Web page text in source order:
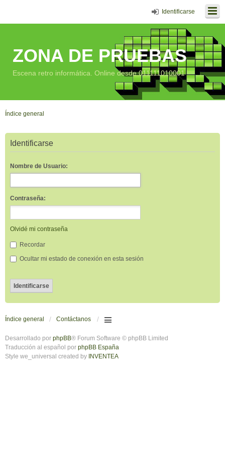
Identificarse
ZONA DE PRUEBAS
Escena retro informática. Online desde 011111010001
Índice general
Identificarse
Nombre de Usuario:
Contraseña:
Olvidé mi contraseña
Recordar
Ocultar mi estado de conexión en esta sesión
Índice general Contáctanos
Desarrollado por phpBB® Forum Software © phpBB Limited
Traducción al español por phpBB España
Style we_universal created by INVENTEA